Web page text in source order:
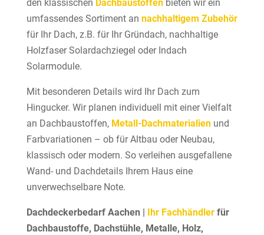
den klassischen Dachbaustoffen bieten wir ein
umfassendes Sortiment an nachhaltigem Zubehör
für Ihr Dach, z.B. für Ihr Gründach, nachhaltige
Holzfaser Solardachziegel oder Indach
Solarmodule.
Mit besonderen Details wird Ihr Dach zum
Hingucker. Wir planen individuell mit einer Vielfalt
an Dachbaustoffen, Metall-Dachmaterialienund
Farbvariationen – ob für Altbau oder Neubau,
klassisch oder modern. So verleihen ausgefallene
Wand- und Dachdetails Ihrem Haus eine
unverwechselbare Note.
Dachdeckerbedarf Aachen | Ihr Fachhändlerfür
Dachbaustoffe, Dachstühle, Metalle, Holz,